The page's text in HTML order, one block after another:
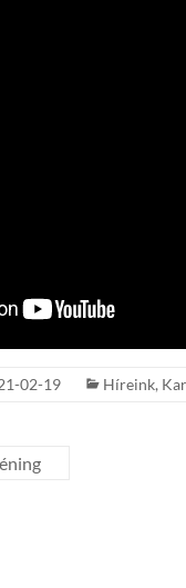
02-19 Híreink,